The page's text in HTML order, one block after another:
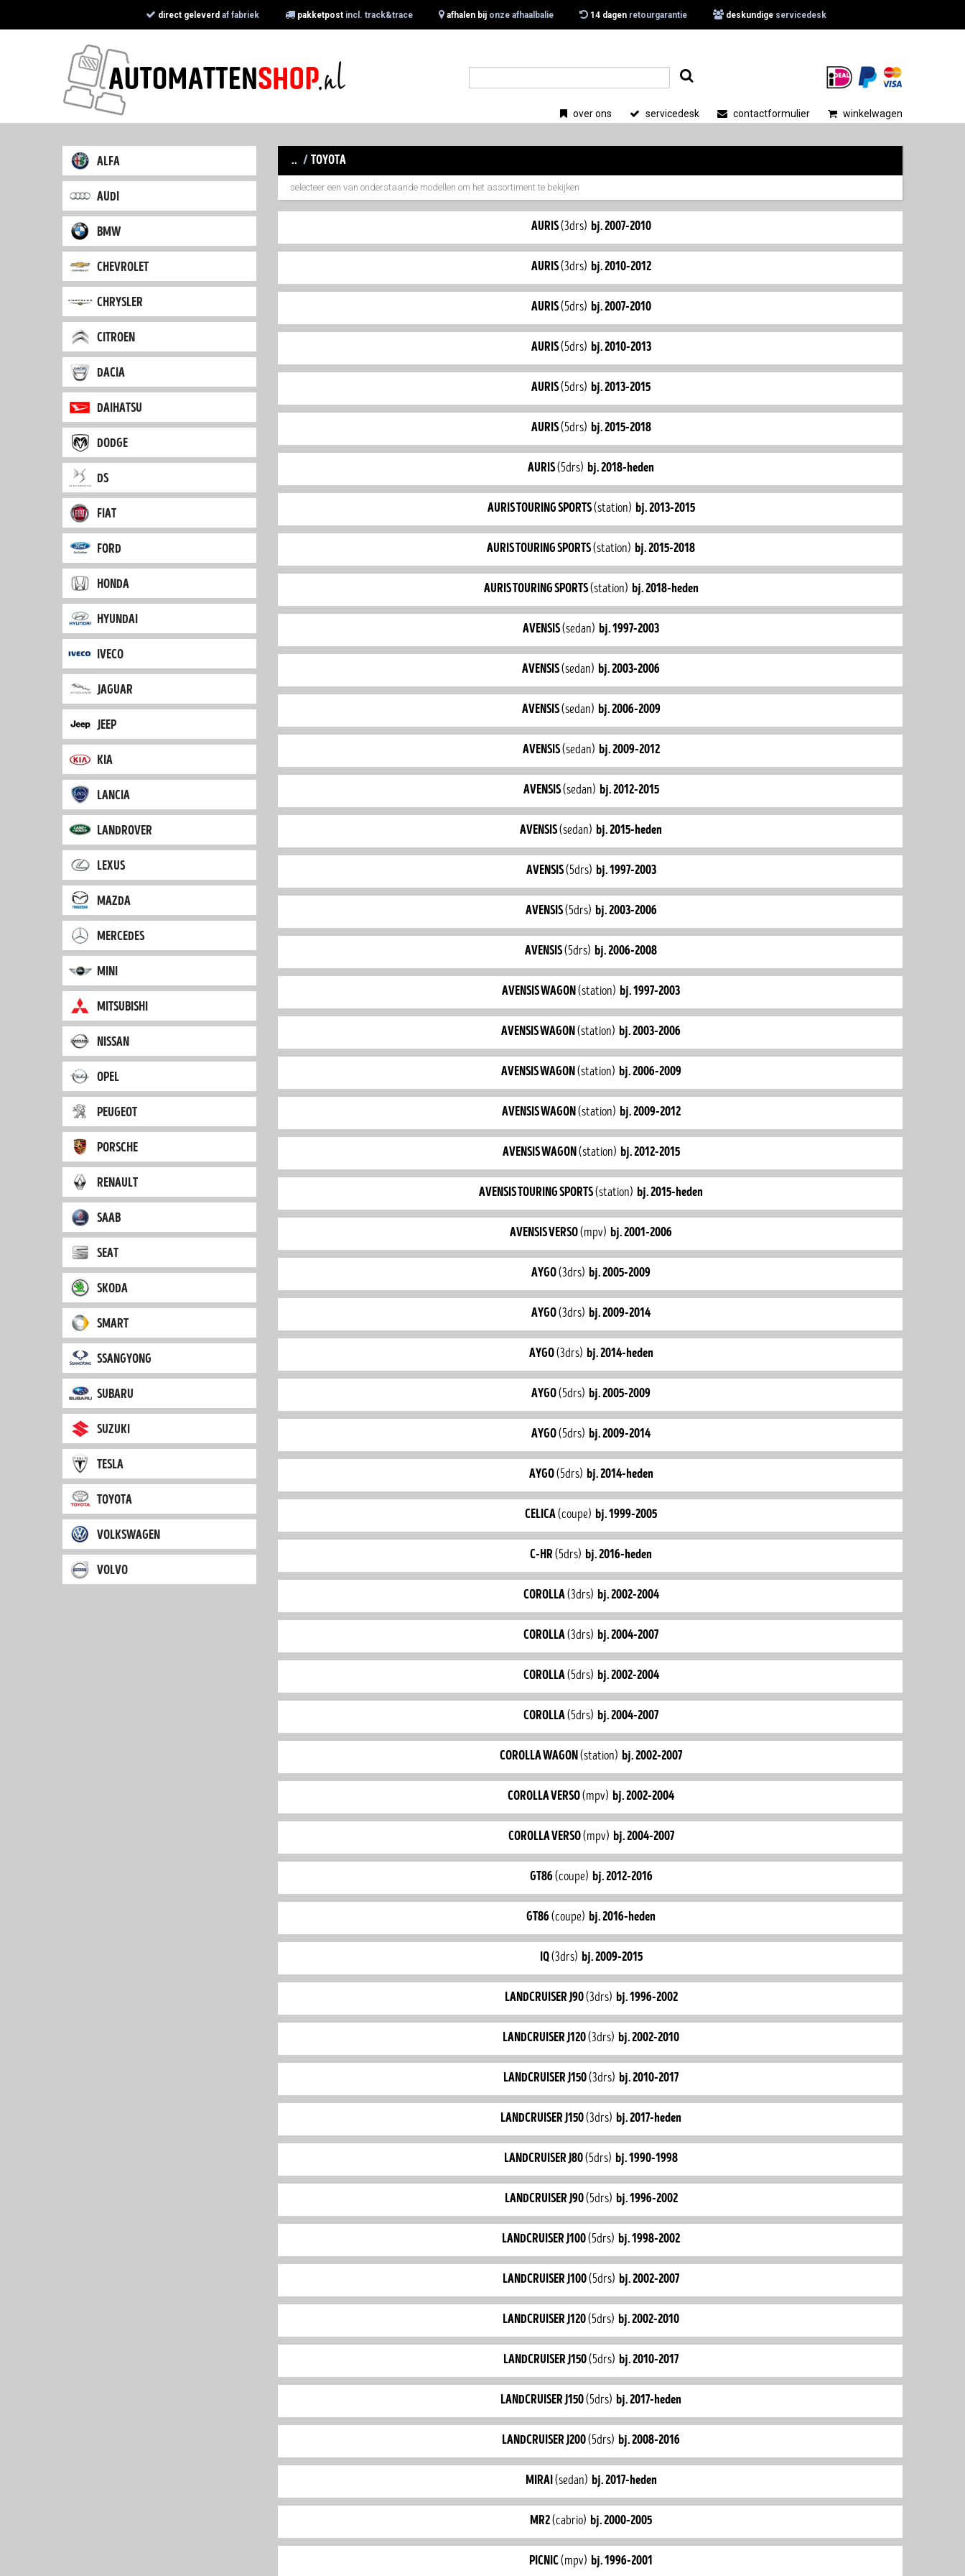
direct geleverd af fabriek pakketpostincl. track&trace afhalen bijonze afhaalbalie 14 dagenretourgarantie deskundigeservicedesk
winkelwagen
contactformulier
servicedesk
over ons
alfa
audi
bmw
chevrolet
chrysler
citroen
dacia
daihatsu
dodge
ds
fiat
ford
honda
hyundai
iveco
jaguar
jeep
kia
lancia
landrover
lexus
mazda
mercedes
mini
mitsubishi
nissan
opel
peugeot
porsche
renault
saab
seat
skoda
smart
ssangyong
subaru
suzuki
tesla
toyota
volkswagen
volvo
.. / toyota
selecteer een van onderstaande modellen om het assortiment te bekijken
auris(3drs) bj. 2007-2010
auris(3drs) bj. 2010-2012
auris(5drs) bj. 2007-2010
auris(5drs) bj. 2010-2013
auris(5drs) bj. 2013-2015
auris(5drs) bj. 2015-2018
auris(5drs) bj. 2018-heden
auris touring sports(station) bj. 2013-2015
auris touring sports(station) bj. 2015-2018
auris touring sports(station) bj. 2018-heden
avensis(sedan) bj. 1997-2003
avensis(sedan) bj. 2003-2006
avensis(sedan) bj. 2006-2009
avensis(sedan) bj. 2009-2012
avensis(sedan) bj. 2012-2015
avensis(sedan) bj. 2015-heden
avensis(5drs) bj. 1997-2003
avensis(5drs) bj. 2003-2006
avensis(5drs) bj. 2006-2008
avensis wagon(station) bj. 1997-2003
avensis wagon(station) bj. 2003-2006
avensis wagon(station) bj. 2006-2009
avensis wagon(station) bj. 2009-2012
avensis wagon(station) bj. 2012-2015
avensis touring sports(station) bj. 2015-heden
avensis verso(mpv) bj. 2001-2006
aygo(3drs) bj. 2005-2009
aygo(3drs) bj. 2009-2014
aygo(3drs) bj. 2014-heden
aygo(5drs) bj. 2005-2009
aygo(5drs) bj. 2009-2014
aygo(5drs) bj. 2014-heden
celica(coupe) bj. 1999-2005
c-hr(5drs) bj. 2016-heden
corolla(3drs) bj. 2002-2004
corolla(3drs) bj. 2004-2007
corolla(5drs) bj. 2002-2004
corolla(5drs) bj. 2004-2007
corolla wagon(station) bj. 2002-2007
corolla verso(mpv) bj. 2002-2004
corolla verso(mpv) bj. 2004-2007
gt86(coupe) bj. 2012-2016
gt86(coupe) bj. 2016-heden
iq(3drs) bj. 2009-2015
landcruiser J90(3drs) bj. 1996-2002
landcruiser J120(3drs) bj. 2002-2010
landcruiser J150(3drs) bj. 2010-2017
landcruiser J150(3drs) bj. 2017-heden
landcruiser J80(5drs) bj. 1990-1998
landcruiser J90(5drs) bj. 1996-2002
landcruiser J100(5drs) bj. 1998-2002
landcruiser J100(5drs) bj. 2002-2007
landcruiser J120(5drs) bj. 2002-2010
landcruiser J150(5drs) bj. 2010-2017
landcruiser J150(5drs) bj. 2017-heden
landcruiser J200(5drs) bj. 2008-2016
mirai(sedan) bj. 2017-heden
mr2(cabrio) bj. 2000-2005
picnic(mpv) bj. 1996-2001